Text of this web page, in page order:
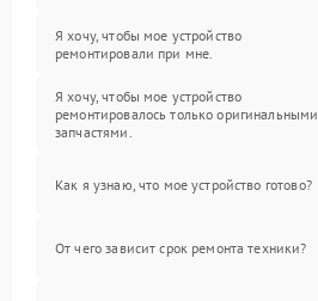
Я хочу, чтобы мое устройство
ремонтировали при мне.
Я хочу, чтобы мое устройство
ремонтировалось только оригинальными
запчастями.
Как я узнаю, что мое устройство готово?
От чего зависит срок ремонта техники?